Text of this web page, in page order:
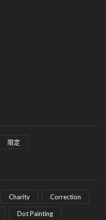
限定
Charity Correction
Dot Painting